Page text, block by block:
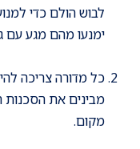
לבוש הולם כדי
ימנעו מהם מגע עם
כל מדורה צריכה
מבינים את הסכנות
מקום.